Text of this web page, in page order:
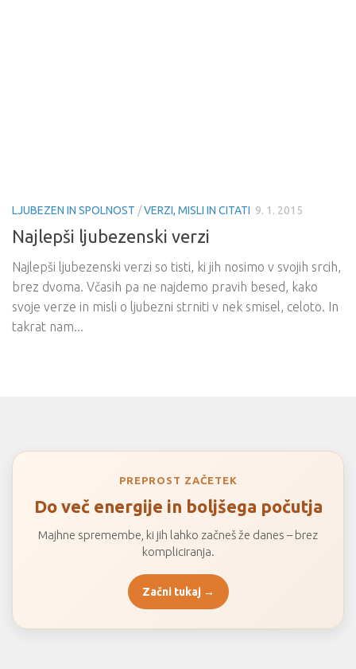
LJUBEZEN IN SPOLNOST /VERZI, MISLI IN CITATI 9. 1. 2015
Najlepši ljubezenski verzi
Najlepši ljubezenski verzi so tisti, ki jih nosimo v svojih srcih,
brez dvoma. Včasih pa ne najdemo pravih besed, kako
svoje verze in misli o ljubezni strniti v nek smisel, celoto. In
takrat nam...
PREPROST ZAČETEK
Do več energije in boljšega počutja
Majhne spremembe, ki jih lahko začneš že danes – brez
kompliciranja.
Začni tukaj →